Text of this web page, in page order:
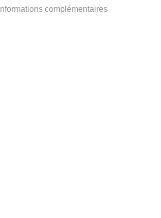
Informations complémentaires